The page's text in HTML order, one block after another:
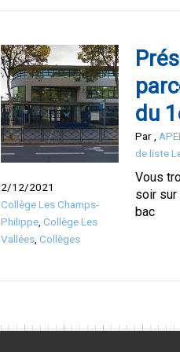
2/12/2021
Collège Les Champs-
Philippe Collège Les
Vallées Collèges
du
Par
de liste
Vous
soir
bac